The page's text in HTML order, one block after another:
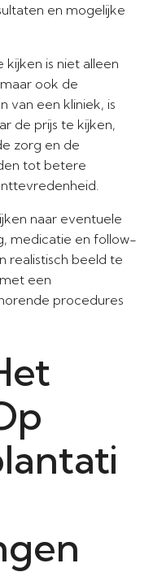
en mogelijke
kijken is niet alleen
ook de
van een kliniek, is
de prijs te kijken,
zorg en de
tot betere
naar eventuele
medicatie en follow-
realistisch beeld te
een
procedures